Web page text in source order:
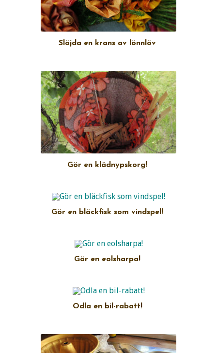
Slöjda en krans av lönnlöv
Gör en klädnypskorg!
Gör en bläckfisk som vindspel!
Gör en eolsharpa!
Odla en bil-rabatt!